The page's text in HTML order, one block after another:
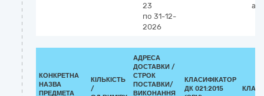
23
по 31-12-
2026
КОНКРЕТНА
НАЗВА
ПРЕДМЕТА
КІЛЬКІСТЬ
/
АДРЕСА
ДОСТАВКИ /
СТРОК
ПОСТАВКИ/
ВИКОНАННЯ
КЛАСИФІКАТОР
ДК 021:2015